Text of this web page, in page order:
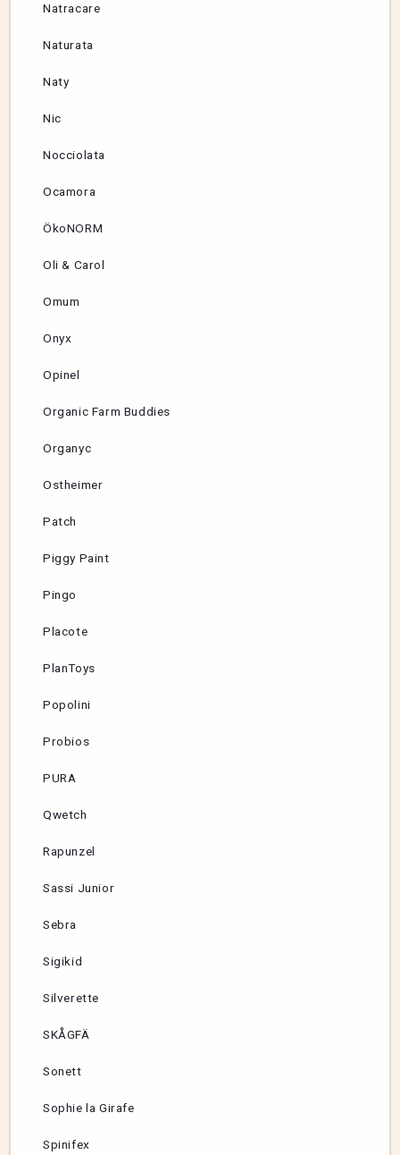
Natracare
Naturata
Naty
Nic
Nocciolata
Ocamora
ÖkoNORM
Oli & Carol
Omum
Onyx
Opinel
Organic Farm Buddies
Organyc
Ostheimer
Patch
Piggy Paint
Pingo
Placote
PlanToys
Popolini
Probios
PURA
Qwetch
Rapunzel
Sassi Junior
Sebra
Sigikid
Silverette
SKÅGFÄ
Sonett
Sophie la Girafe
Spinifex